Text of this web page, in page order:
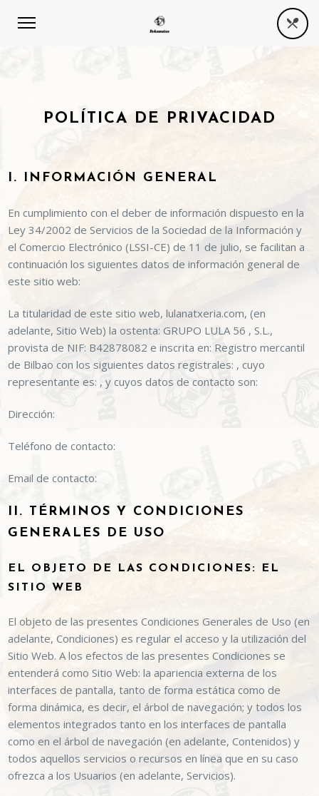
POLÍTICA DE PRIVACIDAD
I. INFORMACIÓN GENERAL
En cumplimiento con el deber de información dispuesto en la
Ley 34/2002 de Servicios de la Sociedad de la Información y
el Comercio Electrónico (LSSI-CE) de 11 de julio, se facilitan a
continuación los siguientes datos de información general de
este sitio web:
La titularidad de este sitio web,lulanatxeria.com, (en
adelante, Sitio Web) la ostenta:GRUPO LULA 56 , S.L.,
provista de NIF: B42878082 e inscrita en: Registro mercantil
de Bilbao con los siguientes datos registrales: , cuyo
representante es: , y cuyos datos de contacto son:
Dirección:
Teléfono de contacto:
Email de contacto:
II. TÉRMINOS Y CONDICIONES
GENERALES DE USO
EL OBJETO DE LAS CONDICIONES: EL
SITIO WEB
El objeto de las presentes Condiciones Generales de Uso (en
adelante, Condiciones) es regular el acceso y la utilización del
Sitio Web. A los efectos de las presentes Condiciones se
entenderá como Sitio Web: la apariencia externa de los
interfaces de pantalla, tanto de forma estática como de
forma dinámica, es decir, el árbol de navegación; y todos los
elementos integrados tanto en los interfaces de pantalla
como en el árbol de navegación (en adelante, Contenidos) y
todos aquellos servicios o recursos en línea que en su caso
ofrezca a los Usuarios (en adelante, Servicios).